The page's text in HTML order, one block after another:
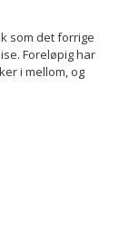
som det forrige
Foreløpig har
i mellom, og